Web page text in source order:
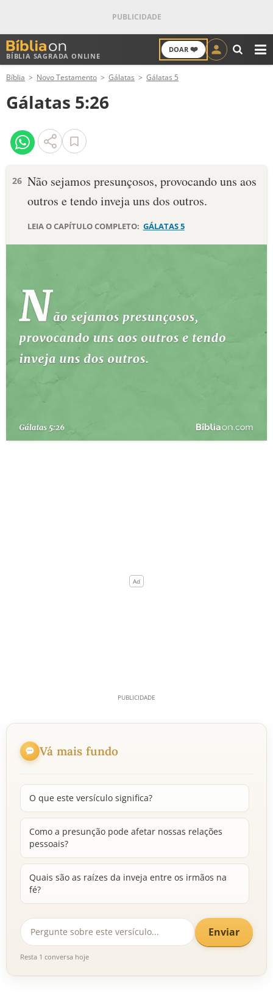
BÍBLIA SAGRADA ONLINE
DOAR ❤️
ANTIGO TESTAMENTO
NOVO TESTAMENTO
VERSÍCULOS
PALAVRA DO DIA
10 MANDAMENTOS
ESTUDOS BÍBLICOS
ESBOÇOS DE PREGAÇÃO
PERGUNTE À BÍBLIA
Bíblia Novo Testamento Gálatas Gálatas 5
Gálatas 5:26
26 Não sejamos presunçosos, provocando uns aos
outros e tendo inveja uns dos outros.
LEIA O CAPÍTULO COMPLETO: GÁLATAS 5
Vá mais fundo
O que este versículo significa?
Como a presunção pode afetar nossas relações
pessoais?
Quais são as raízes da inveja entre os irmãos na
fé?
Enviar
Resta 1 conversa hoje